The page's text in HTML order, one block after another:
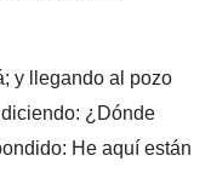
y llegando al pozo
¿Dónde
He aquí están